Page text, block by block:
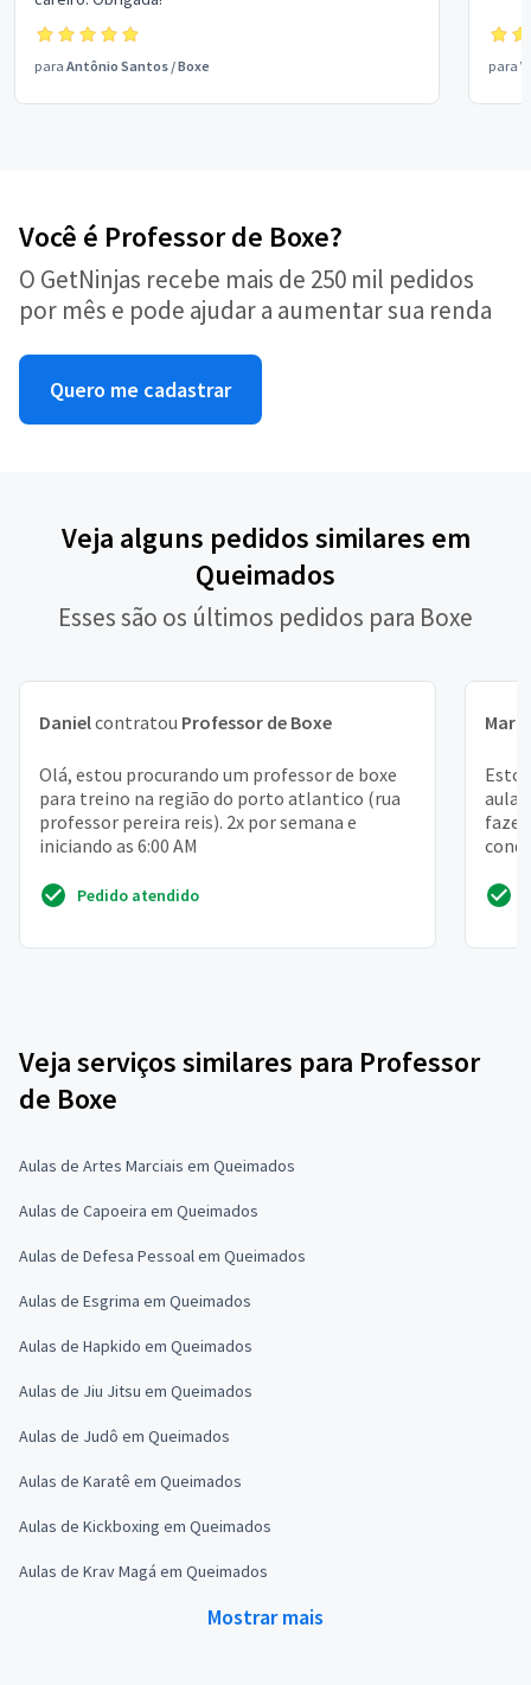
para Antônio Santos /Boxe para
Você é Professor de Boxe?
O GetNinjas recebe mais de 250 mil pedidos
por mês e pode ajudar a aumentar sua renda
Quero me cadastrar
Veja alguns pedidos similares em
Queimados
Esses são os últimos pedidos para Boxe
Danielcontratou Professor de Boxe
Olá, estou procurando um professor de boxe
para treino na região do porto atlantico (rua
professor pereira reis). 2x por semana e
iniciando as 6:00 AM
Pedido atendido
fazer
Veja serviços similares para Professor
de Boxe
Aulas de Artes Marciais em Queimados
Aulas de Capoeira em Queimados
Aulas de Defesa Pessoal em Queimados
Aulas de Esgrima em Queimados
Aulas de Hapkido em Queimados
Aulas de Jiu Jitsu em Queimados
Aulas de Judô em Queimados
Aulas de Karatê em Queimados
Aulas de Kickboxing em Queimados
Aulas de Krav Magá em Queimados
Mostrar mais